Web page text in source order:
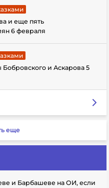
и еще пять
6 февраля
и Аскарова 5
еще
и Барбашеве на ОИ, если